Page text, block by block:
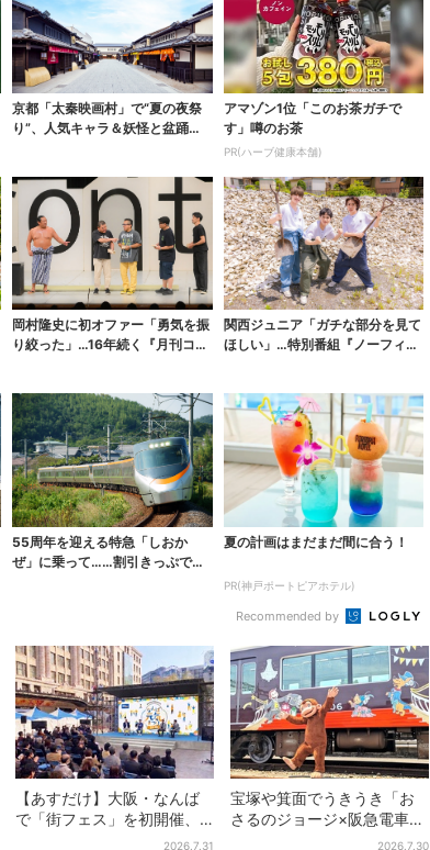
京都「太秦映画村」で“夏の夜祭
り”、人気キャラ＆妖怪と盆踊
アマゾン1位「このお茶ガチで
す」噂のお茶
PR(ハーブ健康本舗)
岡村隆史に初オファー「勇気を振
り絞った」…16年続く『月刊コン
関西ジュニア「ガチな部分を見て
ほしい」…特別番組『ノーフィル
55周年を迎える特急「しおか
ぜ」に乗って……割引きっぷで、
夏の計画はまだまだ間に合う！
PR(神戸ポートピアホテル)
Recommended by
【あすだけ】大阪・なんば
で「街フェス」を初開催、
USJステージ＆豪華ゲスト
2026.7.31
宝塚や箕面でうきうき「お
さるのジョージ×阪急電車」
お披露目！マルーンの制服
2026.7.30